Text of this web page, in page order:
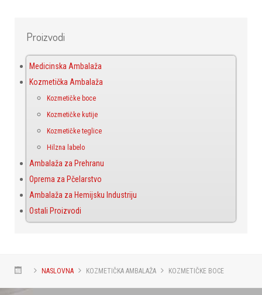
Proizvodi
Medicinska Ambalaža
Kozmetička Ambalaža
Kozmetičke boce
Kozmetičke kutije
Kozmetičke teglice
Hilzna labelo
Ambalaža za Prehranu
Oprema za Pčelarstvo
Ambalaža za Hemijsku Industriju
Ostali Proizvodi
NASLOVNA KOZMETIČKA AMBALAŽA KOZMETIČKE BOCE